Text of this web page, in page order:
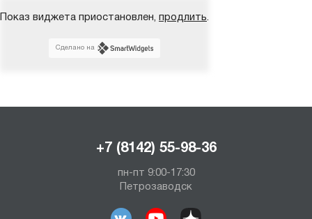
Показ виджета приостановлен, продлить.
Сделано на
+7 (8142) 55-98-36
пн-пт 9:00-17:30
Петрозаводск